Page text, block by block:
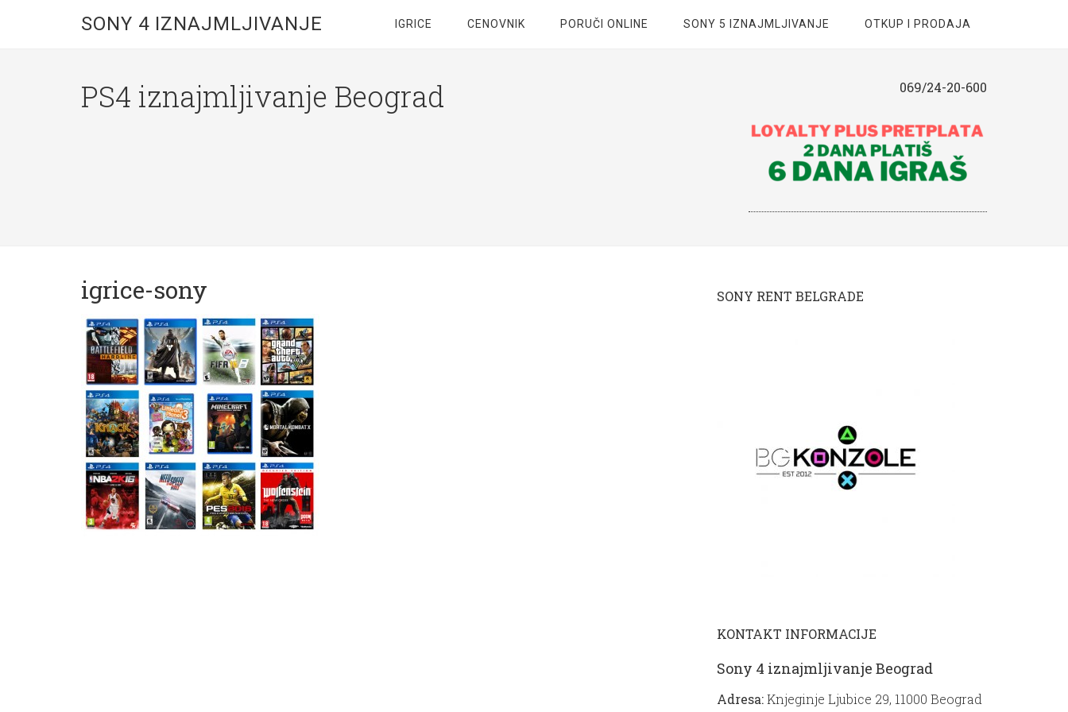
SONY 4 IZNAJMLJIVANJE IGRICE CENOVNIK PORUČI ONLINE SONY 5 IZNAJMLJIVANJE OTKUP I PRODAJA
PS4 iznajmljivanje Beograd 069/24-20-600
igrice-sony SONY RENT BELGRADE
KONTAKT INFORMACIJE
Sony 4 iznajmljivanje Beograd
Adresa:Knjeginje Ljubice 29, 11000 Beograd